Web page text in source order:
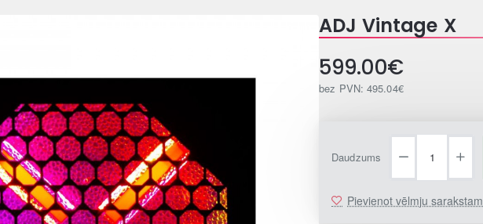
ADJ Vintage X
599.00€
bez PVN: 495.04€
Daudzums
Pievienot vēlmju sarakstam